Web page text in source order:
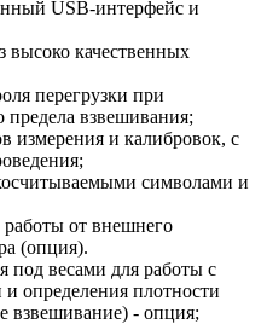
USB-интерфейс и
высоко качественных
перегрузки при
взвешивания;
измерения и калибровок, с
символами и
от внешнего
(опция).
под весами для работы с
определения плотности
взвешивание) - опция;